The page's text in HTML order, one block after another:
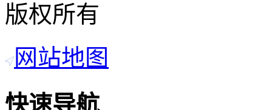
版权所有
网站地图
快速导航